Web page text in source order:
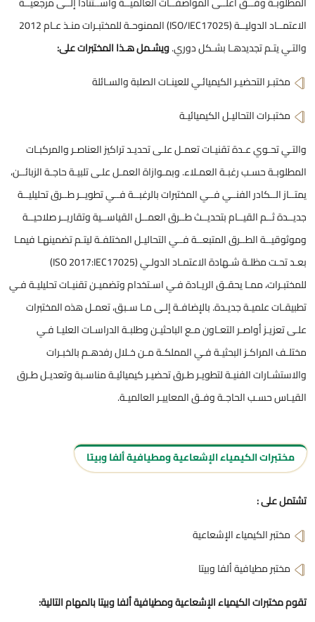
الاعتمــاد الدوليــة (ISO/IEC17025) الممنوحـة للمختبـرات منـذ عـام 2012
والتـي يتـم تجديدهـا بشـكل دوري.ويشـمل هـذا المختبرات على:
مختبـر التحضيـر الكيميائـي للعينـات الصلبة والسـائلة
مختبـرات التحاليـل الكيميائيـة
والتـي تحـوي عـدة تقنيـات تعمـل علـى تحديـد تراكيز العناصـر والمركبـات
المطلوبـة حسـب رغبـة العمـلاء. وبمـوازاة العمـل علـى تلبيـة حاجـة الزبائــن،
يمتــاز الــكادر الفنــي فــي المختبرات بالرغبــة فــي تطويــر طــرق تحليليــة
جديــدة ثــم القيــام بتحديــث طــرق العمــل القياســية وتقاريــر صلاحيــة
وموثوقيــة الطــرق المتبعــة فــي التحاليـل المختلفـة ليتـم تضمينهـا فيمـا
بعـد تحـت مظلـة شـهادة الاعتمـاد الدولـي (ISO 2017:IEC17025)
للمختبـرات، ممـا يحقـق الريـادة فـي اسـتخدام وتضميـن تقنيـات تحليليـة فـي
تطبيقـات علميـة جديـدة. بالإضافـة إلـى مـا سـبق، تعمـل هذه المختبرات
علـى تعزيـز أواصـر التعـاون مـع الباحثيـن وطلبـة الدراسـات العليـا فـي
مختلـف المراكـز البحثيـة فـي المملكـة مـن خـلال رفدهـم بالخبـرات
والاستشـارات الفنيـة لتطويـر طـرق تحضيـر كيميائيـة مناسـبة وتعديـل طـرق
القيـاس حسـب الحاجـة وفـق المعاييـر العالميـة.
مختبرات الكيمياء الإشعاعية ومطيافية ألفا وبيتا
تشتمل على :
مختبر الكيمياء الإشعاعية
مختبر مطيافية ألفا وبيتا
تقوم مختبرات الكيمياء الإشعاعية ومطيافية ألفا وبيتا بالمهام التالية: